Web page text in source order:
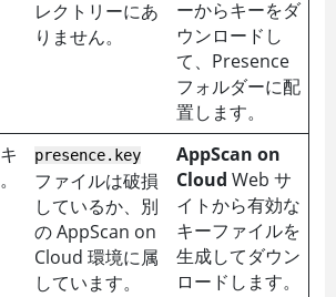
レクトリーにあ
りません。
ーからキーをダ
ウンロードし
て、Presence
フォルダーに配
置します。
presence.key
ファイルは破損
しているか、別
のAppScan on
Cloud 環境に属
しています。
AppScan on
Cloud Web サ
イトから有効な
キーファイルを
生成してダウン
ロードします。